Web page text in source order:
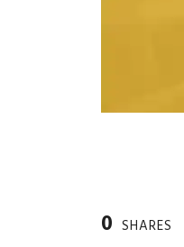
0 SHARES